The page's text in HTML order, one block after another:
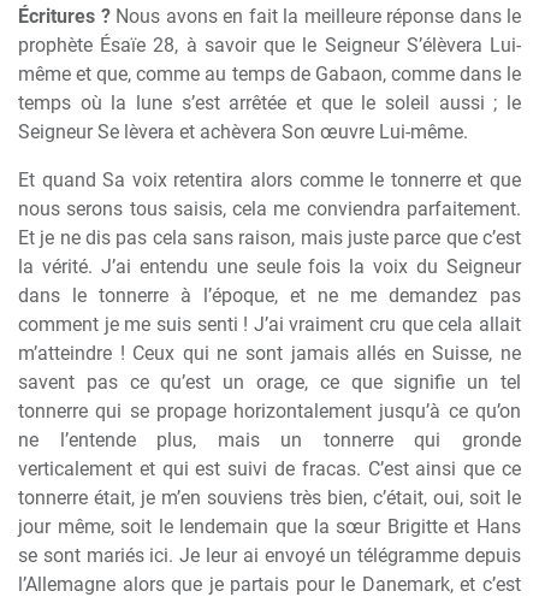
Écritures ? Nous avons en fait la meilleure réponse dans le
prophète Ésaïe 28, à savoir que le Seigneur S’élèvera Lui-
même et que, comme au temps de Gabaon, comme dans le
temps où la lune s’est arrêtée et que le soleil aussi ; le
Seigneur Se lèvera et achèvera Son œuvre Lui-même.
Et quand Sa voix retentira alors comme le tonnerre et que
nous serons tous saisis, cela me conviendra parfaitement.
Et je ne dis pas cela sans raison, mais juste parce que c’est
la vérité. J’ai entendu une seule fois la voix du Seigneur
dans le tonnerre à l’époque, et ne me demandez pas
comment je me suis senti ! J’ai vraiment cru que cela allait
m’atteindre ! Ceux qui ne sont jamais allés en Suisse, ne
savent pas ce qu’est un orage, ce que signifie un tel
tonnerre qui se propage horizontalement jusqu’à ce qu’on
ne l’entende plus, mais un tonnerre qui gronde
verticalement et qui est suivi de fracas. C’est ainsi que ce
tonnerre était, je m’en souviens très bien, c’était, oui, soit le
jour même, soit le lendemain que la sœur Brigitte et Hans
se sont mariés ici. Je leur ai envoyé un télégramme depuis
l’Allemagne alors que je partais pour le Danemark, et c’est